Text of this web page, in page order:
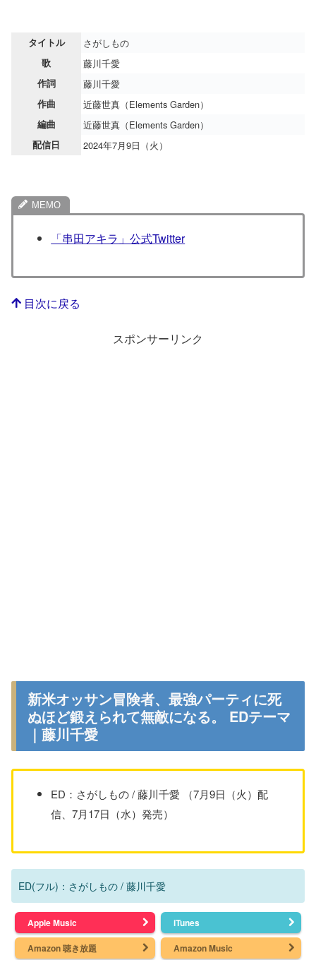
タイトル さがしもの
歌 藤川千愛
作詞 藤川千愛
作曲 近藤世真（Elements Garden）
編曲 近藤世真（Elements Garden）
配信日 2024年7月9日（火）
「串田アキラ」公式Twitter
目次に戻る
スポンサーリンク
新米オッサン冒険者、最強パーティに死
ぬほど鍛えられて無敵になる。 EDテーマ
｜藤川千愛
ED：さがしもの / 藤川千愛 （7月9日（火）配
信、7月17日（水）発売）
ED(フル)：さがしもの / 藤川千愛
Apple Music
iTunes
Amazon 聴き放題
Amazon Music